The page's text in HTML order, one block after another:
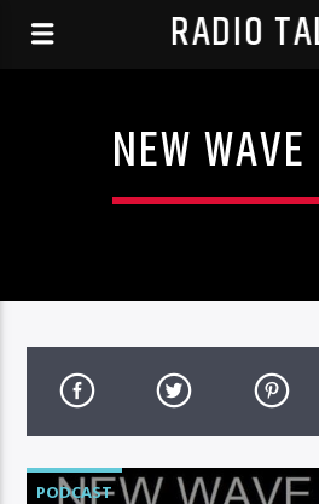
RADIO
NEW
PODCAST